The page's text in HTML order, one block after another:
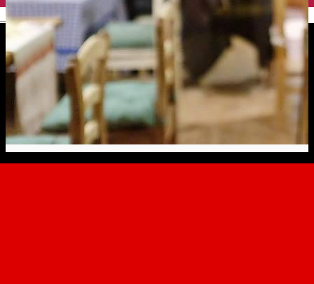
English